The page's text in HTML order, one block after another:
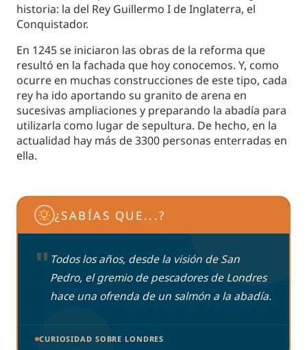
historia: la del Rey Guillermo I de Inglaterra, el
Conquistador.
En 1245 se iniciaron las obras de la reforma que
resultó en la fachada que hoy conocemos. Y, como
ocurre en muchas construcciones de este tipo, cada
rey ha ido aportando su granito de arena en
sucesivas ampliaciones y preparando la abadía para
utilizarla como lugar de sepultura. De hecho, en la
actualidad hay más de 3300 personas enterradas en
ella.
¿SABÍAS QUE...?
" Todos los años, desde la visión de San
Pedro, el gremio de pescadores de Londres
hace una ofrenda de un salmón a la abadía.
CURIOSIDAD SOBRE LONDRES